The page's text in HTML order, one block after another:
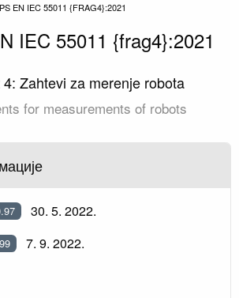
EN IEC 55011 {FRAG4}:2021
IEC 55011 {frag4}:2021
4: Zahtevi za merenje robota
for measurements of robots
30. 5. 2022.
7. 9. 2022.